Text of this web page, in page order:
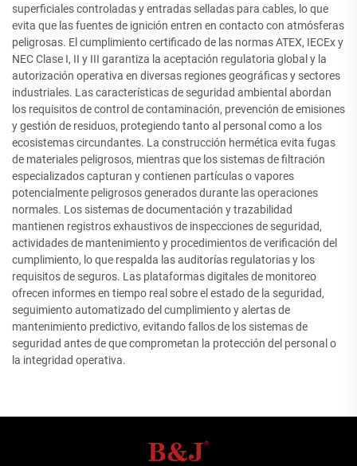
superficiales controladas y entradas selladas para cables, lo que
evita que las fuentes de ignición entren en contacto con atmósferas
peligrosas. El cumplimiento certificado de las normas ATEX, IECEx y
NEC Clase I, II y III garantiza la aceptación regulatoria global y la
autorización operativa en diversas regiones geográficas y sectores
industriales. Las características de seguridad ambiental abordan
los requisitos de control de contaminación, prevención de emisiones
y gestión de residuos, protegiendo tanto al personal como a los
ecosistemas circundantes. La construcción hermética evita fugas
de materiales peligrosos, mientras que los sistemas de filtración
especializados capturan y contienen partículas o vapores
potencialmente peligrosos generados durante las operaciones
normales. Los sistemas de documentación y trazabilidad
mantienen registros exhaustivos de inspecciones de seguridad,
actividades de mantenimiento y procedimientos de verificación del
cumplimiento, lo que respalda las auditorías regulatorias y los
requisitos de seguros. Las plataformas digitales de monitoreo
ofrecen informes en tiempo real sobre el estado de la seguridad,
seguimiento automatizado del cumplimiento y alertas de
mantenimiento predictivo, evitando fallos de los sistemas de
seguridad antes de que comprometan la protección del personal o
la integridad operativa.